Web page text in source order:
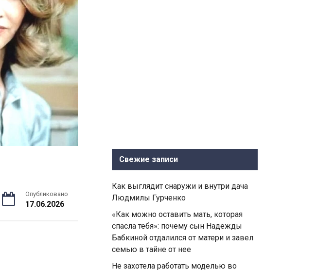
Опубликовано
17.06.2026
Свежие записи
Как выглядит снаружи и внутри дача
Людмилы Гурченко
«Как можно оставить мать, которая
спасла тебя»: почему сын Надежды
Бабкиной отдалился от матери и завел
семью в тайне от нее
Не захотела работать моделью во